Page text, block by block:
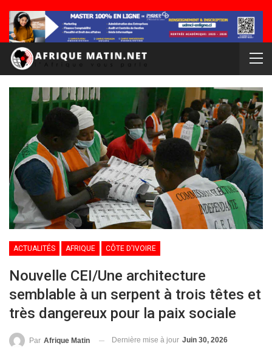
ACTUALITÉS AFRIQUE CÔTE D'IVOIRE
Nouvelle CEI/Une architecture
semblable à un serpent à trois têtes et
très dangereux pour la paix sociale
Par Afrique Matin Dernière mise à jour Juin 30, 2026